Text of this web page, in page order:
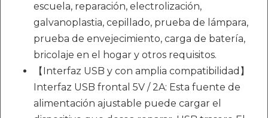
escuela, reparación, electrolización,
galvanoplastia, cepillado, prueba de lámpara,
prueba de envejecimiento, carga de batería,
bricolaje en el hogar y otros requisitos.
【Interfaz USB y con amplia compatibilidad】
Interfaz USB frontal 5V / 2A: Esta fuente de
alimentación ajustable puede cargar el